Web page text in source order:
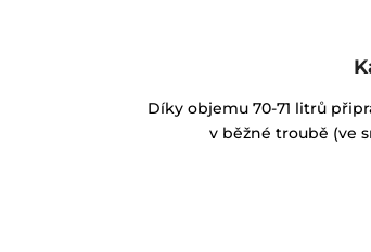
Díky objemu 70-71 litrů
v běžné troubě (ve